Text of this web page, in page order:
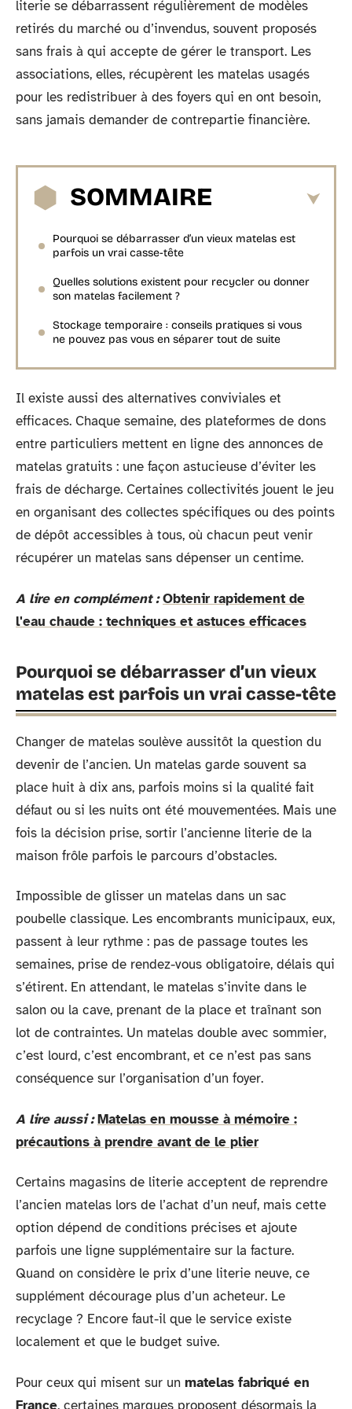
literie se débarrassent régulièrement de modèles
retirés du marché ou d’invendus, souvent proposés
sans frais à qui accepte de gérer le transport. Les
associations, elles, récupèrent les matelas usagés
pour les redistribuer à des foyers qui en ont besoin,
sans jamais demander de contrepartie financière.
SOMMAIRE
Pourquoi se débarrasser d’un vieux matelas est
parfois un vrai casse-tête
Quelles solutions existent pour recycler ou donner
son matelas facilement ?
Stockage temporaire : conseils pratiques si vous
ne pouvez pas vous en séparer tout de suite
Il existe aussi des alternatives conviviales et
efficaces. Chaque semaine, des plateformes de dons
entre particuliers mettent en ligne des annonces de
matelas gratuits : une façon astucieuse d’éviter les
frais de décharge. Certaines collectivités jouent le jeu
en organisant des collectes spécifiques ou des points
de dépôt accessibles à tous, où chacun peut venir
récupérer un matelas sans dépenser un centime.
A lire en complément : Obtenir rapidement de
l'eau chaude : techniques et astuces efficaces
Pourquoi se débarrasser d’un vieux
matelas est parfois un vrai casse-tête
Changer de matelas soulève aussitôt la question du
devenir de l’ancien. Un matelas garde souvent sa
place huit à dix ans, parfois moins si la qualité fait
défaut ou si les nuits ont été mouvementées. Mais une
fois la décision prise, sortir l’ancienne literie de la
maison frôle parfois le parcours d’obstacles.
Impossible de glisser un matelas dans un sac
poubelle classique. Les encombrants municipaux, eux,
passent à leur rythme : pas de passage toutes les
semaines, prise de rendez-vous obligatoire, délais qui
s’étirent. En attendant, le matelas s’invite dans le
salon ou la cave, prenant de la place et traînant son
lot de contraintes. Un matelas double avec sommier,
c’est lourd, c’est encombrant, et ce n’est pas sans
conséquence sur l’organisation d’un foyer.
A lire aussi : Matelas en mousse à mémoire :
précautions à prendre avant de le plier
Certains magasins de literie acceptent de reprendre
l’ancien matelas lors de l’achat d’un neuf, mais cette
option dépend de conditions précises et ajoute
parfois une ligne supplémentaire sur la facture.
Quand on considère le prix d’une literie neuve, ce
supplément décourage plus d’un acheteur. Le
recyclage ? Encore faut-il que le service existe
localement et que le budget suive.
Pour ceux qui misent sur un matelas fabriqué en
France, certaines marques proposent désormais la